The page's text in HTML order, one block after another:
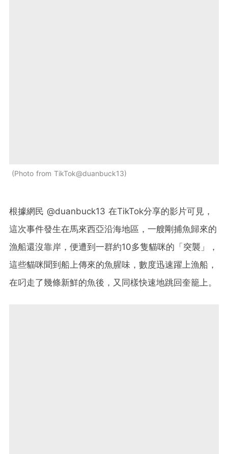
Photo from TikTok@duanbuck13
根據網民 @duanbuck13 在TikTok分享的影片可見，
這次事件發生在馬來西亞沿海地區，一艘剛捕魚歸來的
漁船還沒靠岸，便遭到一群約10多隻貓咪的「突襲」，
這些貓咪聞到船上傳來的魚腥味，數度迅速躍上漁船，
在叼走了幾條新鮮的魚後，又同樣快速地跳回奎籠上。